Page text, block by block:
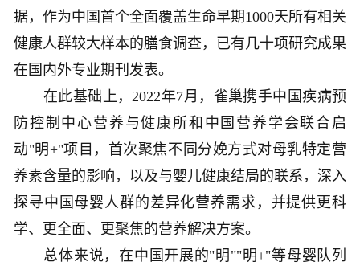
据，作为中国首个全面覆盖生命早期1000天所有相关
健康人群较大样本的膳食调查，已有几十项研究成果
在国内外专业期刊发表。
在此基础上，2022年7月，雀巢携手中国疾病预
防控制中心营养与健康所和中国营养学会联合启
动"明+"项目，首次聚焦不同分娩方式对母乳特定营
养素含量的影响，以及与婴儿健康结局的联系，深入
探寻中国母婴人群的差异化营养需求，并提供更科
学、更全面、更聚焦的营养解决方案。
总体来说，在中国开展的"明""明+"等母婴队列